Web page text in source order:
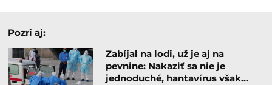
Pozri aj:
Zabíjal na lodi, už je aj na
pevnine: Nakaziť sa nie je
jednoduché, hantavírus však…